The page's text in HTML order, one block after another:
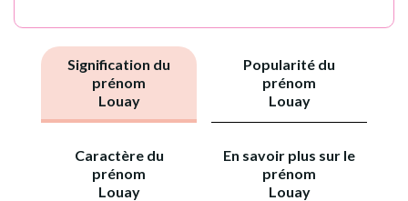
Signification du
prénom
Louay
Popularité du
prénom
Louay
Caractère du
prénom
Louay
En savoir plus sur le
prénom
Louay